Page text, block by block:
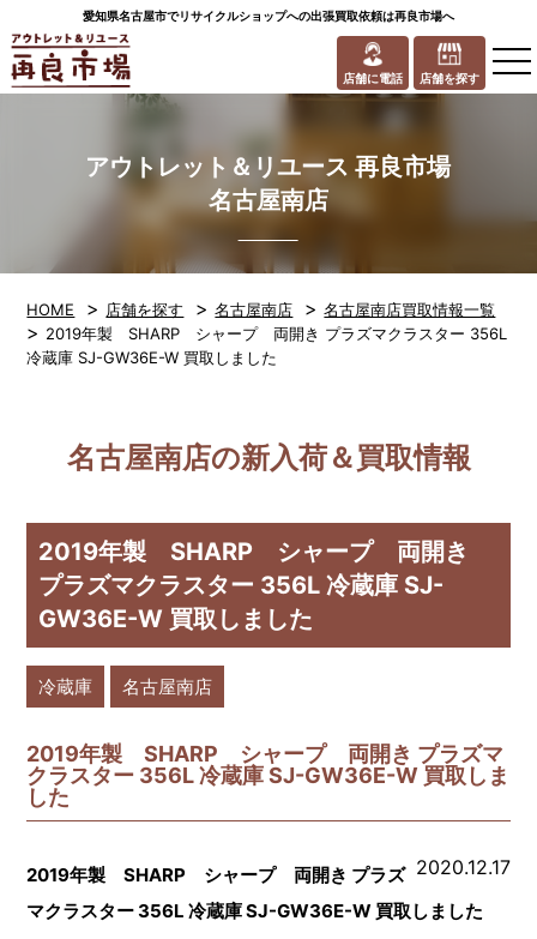
愛知県名古屋市でリサイクルショップへの出張買取依頼は再良市場へ
店舗に電話 店舗を探す
アウトレット＆リユース 再良市場
名古屋南店
HOME > 店舗を探す >名古屋南店 >名古屋南店買取情報一覧
> 2019年製 SHARP シャープ 両開き プラズマクラスター 356L
冷蔵庫 SJ-GW36E-W 買取しました
名古屋南店の新入荷＆買取情報
2019年製 SHARP シャープ 両開き
プラズマクラスター 356L 冷蔵庫 SJ-
GW36E-W 買取しました
冷蔵庫 名古屋南店
2019年製 SHARP シャープ 両開き プラズマ
クラスター 356L 冷蔵庫 SJ-GW36E-W 買取しま
した
2020.12.17
2019年製 SHARP シャープ 両開き プラズ
マクラスター 356L 冷蔵庫 SJ-GW36E-W 買取しました